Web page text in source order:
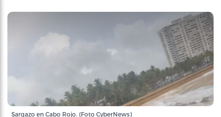
Sargazo en Cabo Rojo. (Foto CyberNews)